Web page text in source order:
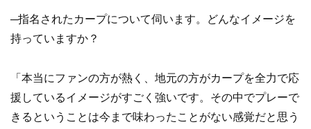
─指名されたカープについて伺います。どんなイメージを
持っていますか？
「本当にファンの方が熱く、地元の方がカープを全力で応
援しているイメージがすごく強いです。その中でプレーで
きるということは今まで味わったことがない感覚だと思う